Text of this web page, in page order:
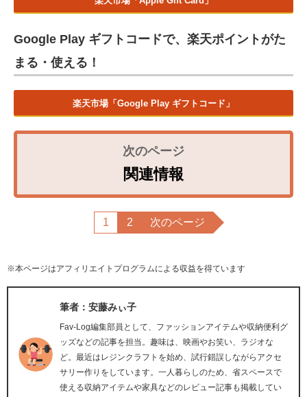
Google Play ギフトコードで、楽天ポイントがた
まる・使える！
楽天市場「Google Play ギフトコード」
関連情報
1 2 次のページ
※本ページはアフィリエイトプログラムによる収益を得ています
筆者：安藤みぃ子
Fav-Log編集部員として、ファッションアイテムや収納便利グ
ッズなどの記事を担当。趣味は、映画やお笑い、ラジオな
ど。最近はレジンクラフトを始め、試行錯誤しながらアクセ
サリー作りをしています。一人暮らしのため、省スペースで
使える収納アイテムや家具などのレビュー記事も掲載してい